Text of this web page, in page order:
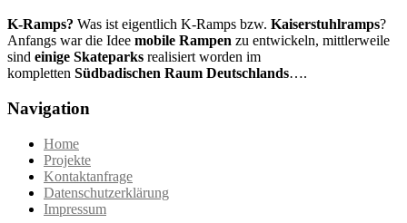
K-Ramps? Was ist eigentlich K-Ramps bzw. Kaiserstuhlramps?
Anfangs war die Idee mobile Rampen zu entwickeln, mittlerweile
sind einige Skateparks realisiert worden im
kompletten Südbadischen Raum Deutschlands….
Navigation
Home
Projekte
Kontaktanfrage
Datenschutzerklärung
Impressum